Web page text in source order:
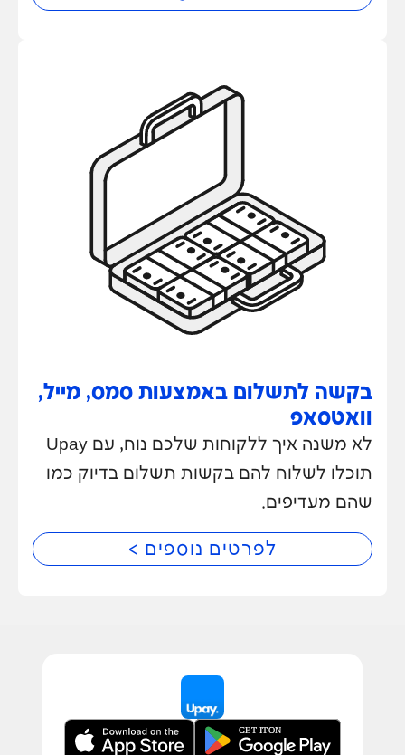
בקשה לתשלום באמצעות סמס, מייל,
וואטסאפ
לא משנה איך ללקוחות שלכם נוח, עם Upay
תוכלו לשלוח להם בקשות תשלום בדיוק כמו
שהם מעדיפים.
לפרטים נוספים >